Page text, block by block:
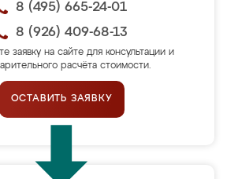
8 (495) 665-24-01
8 (926) 409-68-13
заявку на сайте для консультации и
расчёта стоимости.
ОСТАВИТЬ ЗАЯВКУ